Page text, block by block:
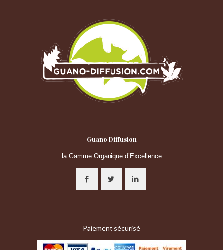
Guano Diffusion
la Gamme Organique d’Excellence
Paiement sécurisé